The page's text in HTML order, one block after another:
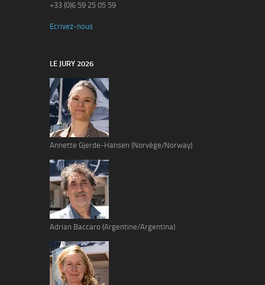
+33 (0)6 59 25 05 59
Ecrivez-nous
LE JURY 2026
Annette Gjerde-Hansen (Norvège/Norway)
Adrian Baccaro (Argentine/Argentina)